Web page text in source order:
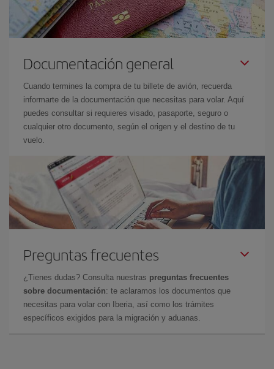
Documentación general
Cuando termines la compra de tu billete de avión, recuerda
informarte de la documentación que necesitas para volar. Aquí
puedes consultar si requieres visado, pasaporte, seguro o
cualquier otro documento, según el origen y el destino de tu
vuelo.
Preguntas frecuentes
¿Tienes dudas? Consulta nuestras preguntas frecuentes
sobre documentación: te aclaramos los documentos que
necesitas para volar con Iberia, así como los trámites
específicos exigidos para la migración y aduanas.